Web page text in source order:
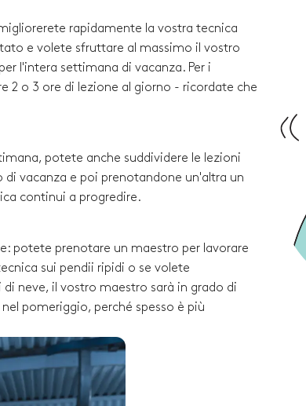
rapidamente la vostra tecnica
e volete sfruttare al massimo il vostro
l'intera settimana di vacanza. Per i
2 o 3 ore di lezione al giorno - ricordate che
potete anche suddividere le lezioni
vacanza e poi prenotandone un'altra un
continui a progredire.
potete prenotare un maestro per lavorare
sui pendii ripidi o se volete
neve, il vostro maestro sarà in grado di
pomeriggio, perché spesso è più